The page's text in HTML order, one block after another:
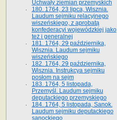
Uchwały ziemian przemyskich
180. 1764, 23 lipca, Wisznia.
Laudum sejmiku relacyjnego
wiszeńskiego, z aprobatą
konfederacyi wojewódzkiej jako
też i generalnej
181. 1764, 29 października,
Wisznia. Laudum sejmiku
wiszeńskiego
182. 1764, 29 października,
Wisznia. Instrukcya sejmiku
posłom na sejm
183. 1764, 5 listopada,
Przemyśl. Laudum sejmiku
deputackiego przemyskiego
184. 1764, 5 listopada, Sanok.
Laudum sejmiku deputackiego
sanockiego